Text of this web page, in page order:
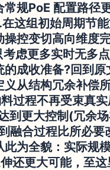
规PoE 配置路
这组初始周期节
控变切高向维
虑更多实时无多
成收准备?回到
从结构冗余补
过程不再受束真
到更大控制(冗余
融合过程比所必
为全貌：实际规
还更大可能，至